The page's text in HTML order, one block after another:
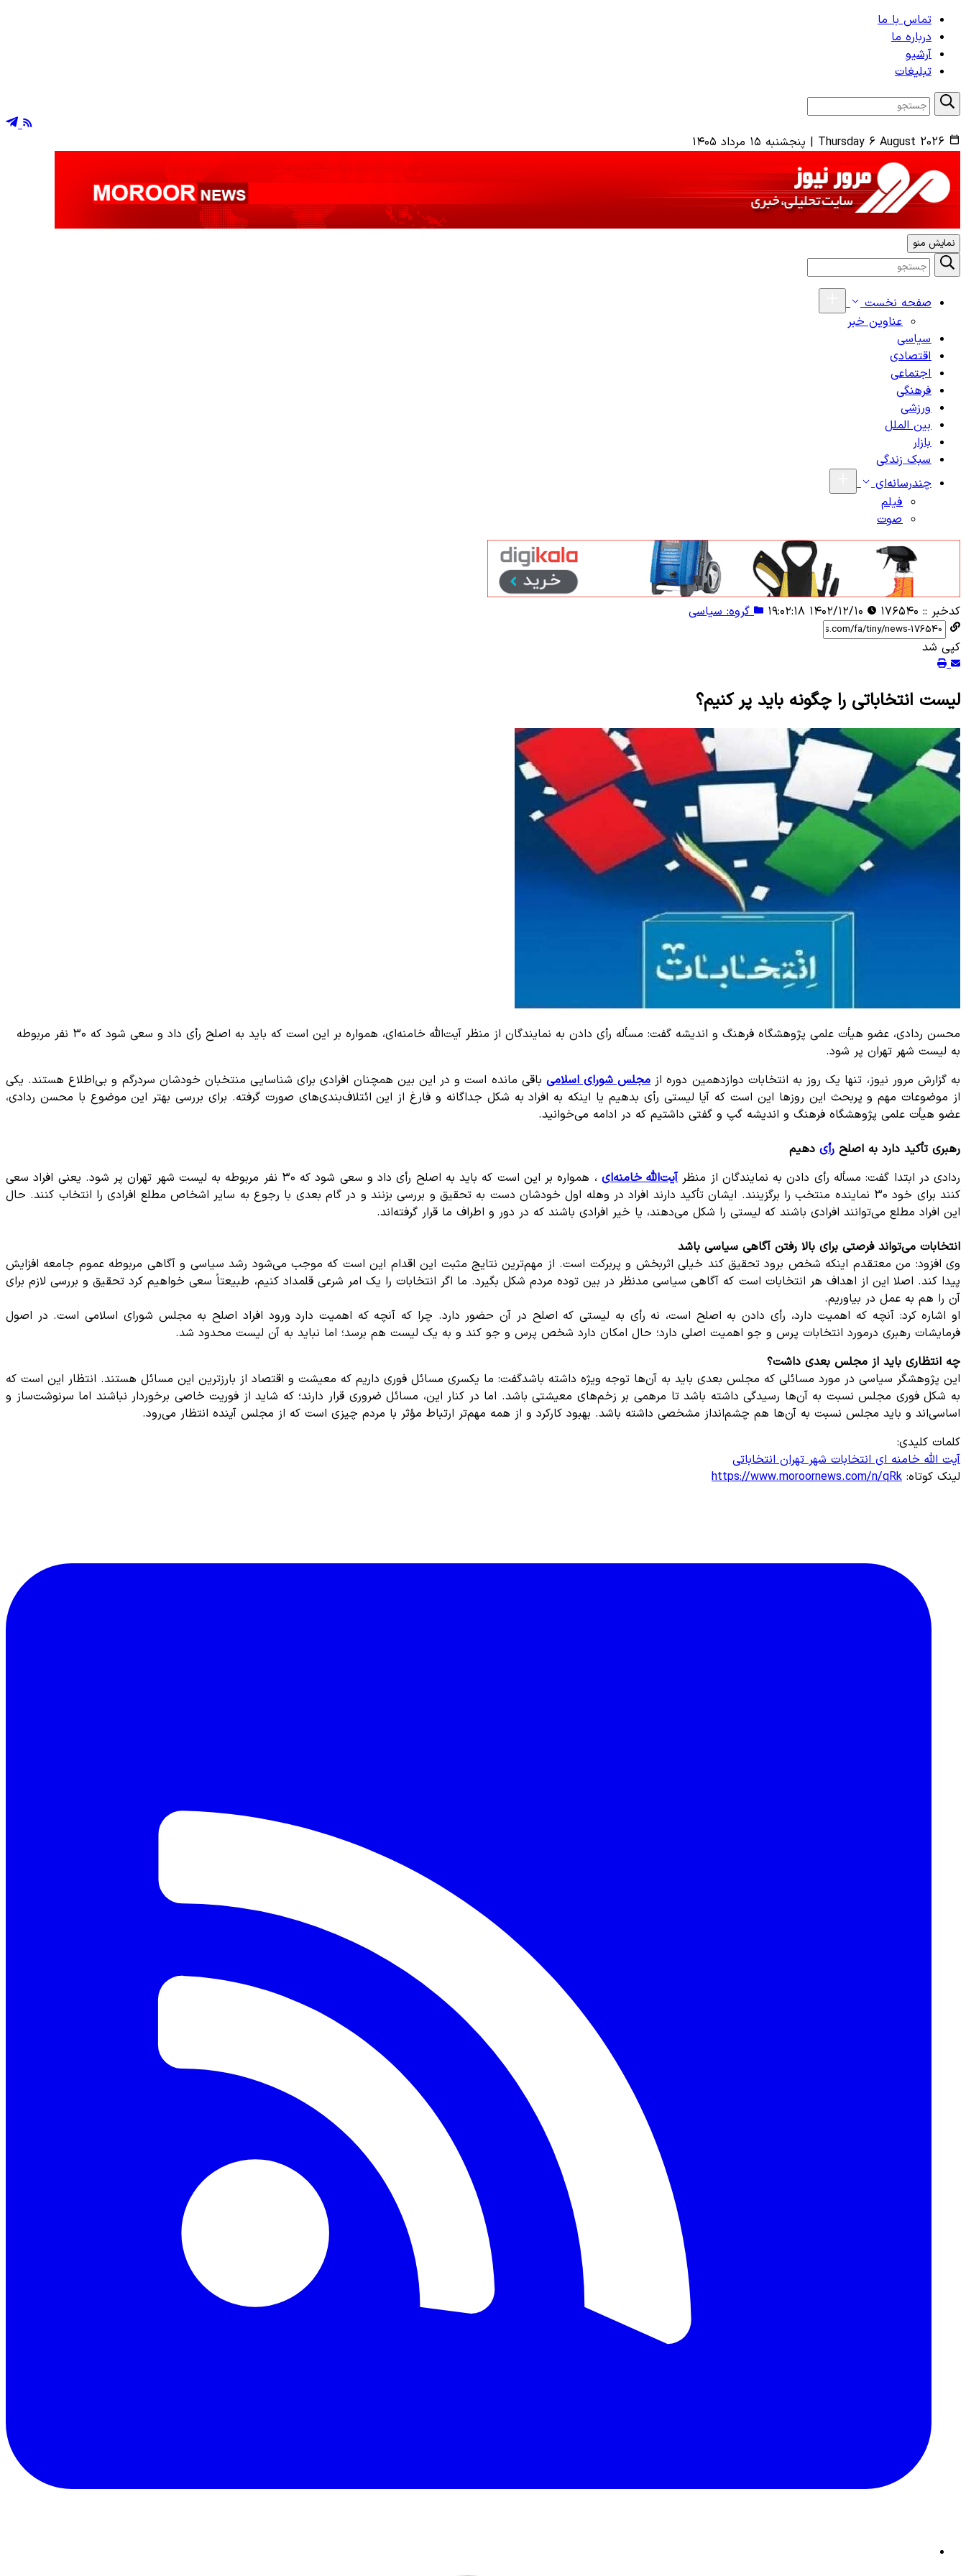
تماس با ما
درباره ما
آرشیو
تبلیغات
Thursday 6 August 2026
| پنجشنبه ۱۵ مرداد ۱۴۰۵
نمایش منو
صفحه نخست
عناوین خبر
سیاسی
اقتصادی
اجتماعی
فرهنگی
ورزشی
بین الملل
بازار
سبک زندگی
چندرسانه‌ای
فیلم
صوت
کدخبر :: ۱۷۶۵۴۰ گروه: سیاسی
کپی شد
لیست انتخاباتی را چگونه باید پر کنیم؟
محسن ردادی، عضو هیأت علمی پژوهشگاه فرهنگ و اندیشه گفت: مسأله رأی دادن به نمایندگان از منظر آیت‌الله خامنه‌ای، همواره بر این است که باید به اصلح رأی داد و سعی شود که ۳۰ نفر مربوطه
به لیست شهر تهران پر شود.
به گزارش مرور نیوز، تنها یک روز به انتخابات دوازدهمین دوره ازمجلس شورای اسلامی باقی مانده است و در این بین همچنان افرادی برای شناسایی منتخبان خودشان سردرگم و بی‌اطلاع هستند. یکی
از موضوعات مهم و پربحث این روزها این است که آیا لیستی رأی بدهیم یا اینکه به افراد به شکل جداگانه و فارغ از این ائتلاف‌بندی‌های صورت گرفته. برای بررسی بهتر این موضوع با محسن ردادی،
عضو هیأت علمی پژوهشگاه فرهنگ و اندیشه گپ و گفتی داشتیم که در ادامه می‌خوانید.
رهبری تأکید دارد به اصلح رأی دهیم
ردادی در ابتدا گفت: مسأله رأی دادن به نمایندگان از منظرآیت‌الله خامنه‌ای
، همواره بر این است که باید به اصلح رأی داد و سعی شود که ۳۰ نفر مربوطه به لیست شهر تهران پر شود. یعنی افراد سعی
کنند برای خود ۳۰ نماینده منتخب را برگزینند. ایشان تأکید دارند افراد در وهله اول خودشان دست به تحقیق و بررسی بزنند و در گام بعدی با رجوع به سایر اشخاص مطلع افرادی را انتخاب کنند. حال
این افراد مطلع می‌توانند افرادی باشند که لیستی را شکل می‌دهند، یا خیر افرادی باشند که در دور و اطراف ما قرار گرفته‌اند.
انتخابات می‌تواند فرصتی برای بالا رفتن آگاهی سیاسی باشد
وی افزود: من معتقدم اینکه شخص برود تحقیق کند خیلی اثربخش و پربرکت است. از مهم‌ترین نتایج مثبت این اقدام این است که موجب می‌شود رشد سیاسی و آگاهی مربوطه عموم جامعه افزایش
پیدا کند. اصلا این از اهداف هر انتخابات است که آگاهی سیاسی مدنظر در بین توده مردم شکل بگیرد. ما اگر انتخابات را یک امر شرعی قلمداد کنیم، طبیعتاً سعی خواهیم کرد تحقیق و بررسی لازم برای
آن را هم به عمل در بیاوریم.
او اشاره کرد: آنچه که اهمیت دارد، رأی دادن به اصلح است، نه رأی به لیستی که اصلح در آن حضور دارد. چرا که آنچه که اهمیت دارد ورود افراد اصلح به مجلس شورای اسلامی است. در اصول
فرمایشات رهبری درمورد انتخابات پرس و جو اهمیت اصلی دارد؛ حال امکان دارد شخص پرس و جو کند و به یک لیست هم برسد؛ اما نباید به آن لیست محدود شد.
چه انتظاری باید از مجلس بعدی داشت؟
این پژوهشگر سیاسی در مورد مسائلی که مجلس بعدی باید به آن‌ها توجه ویژه داشته باشدگفت: ما یکسری مسائل فوری داریم که معیشت و اقتصاد از بارزترین این مسائل هستند. انتظار این است که
به شکل فوری مجلس نسبت به آن‌ها رسیدگی داشته باشد تا مرهمی بر زخم‌های معیشتی باشد. اما در کنار این، مسائل ضروری قرار دارند؛ که شاید از فوریت خاصی برخوردار نباشند اما سرنوشت‌ساز و
اساسی‌اند و باید مجلس نسبت به آن‌ها هم چشم‌انداز مشخصی داشته باشد. بهبود کارکرد و از همه مهم‌تر ارتباط مؤثر با مردم چیزی است که از مجلس آینده انتظار می‌رود.
کلمات کلیدی:
آیت الله خامنه ایانتخاباتشهر تهرانانتخاباتی
لینک کوتاه: https://www.moroornews.com/n/qRk